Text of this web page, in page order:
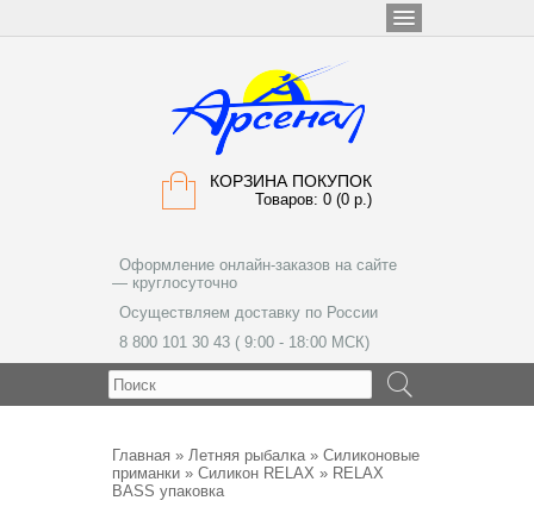
КОРЗИНА ПОКУПОК
Товаров: 0 (0 р.)
Оформление онлайн-заказов на сайте
— круглосуточно
Осуществляем доставку по России
8 800 101 30 43 ( 9:00 - 18:00 МСК)
Главная » Летняя рыбалка» Силиконовые
приманки » Силикон RELAX » RELAX
BASS упаковка